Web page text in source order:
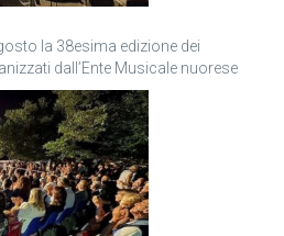
la 38esima edizione dei
dall’Ente Musicale nuorese